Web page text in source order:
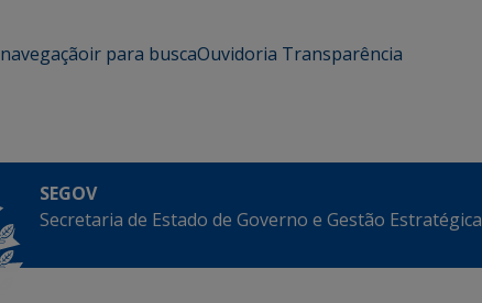
ir para buscaOuvidoria Transparência
SEGOV
Secretaria de Estado de Governo e Gestão Estratégica